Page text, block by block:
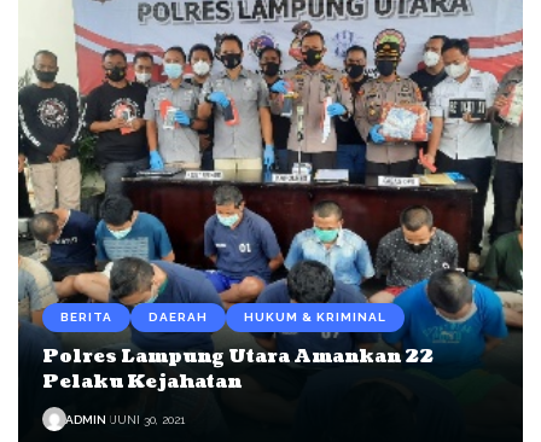
BERITA DAERAH HUKUM & KRIMINAL
Polres Lampung Utara Amankan 22
Pelaku Kejahatan
ADMIN JUNI 30, 2021